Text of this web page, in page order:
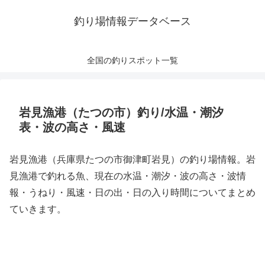
釣り場情報データベース
全国の釣りスポット一覧
岩見漁港（たつの市）釣り/水温・潮汐
表・波の高さ・風速
岩見漁港（兵庫県たつの市御津町岩見）の釣り場情報。岩
見漁港で釣れる魚、現在の水温・潮汐・波の高さ・波情
報・うねり・風速・日の出・日の入り時間についてまとめ
ていきます。